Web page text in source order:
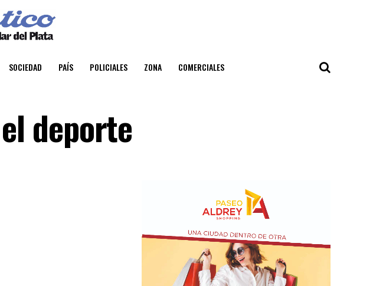
SOCIEDAD PAÍS POLICIALES ZONA COMERCIALES
deporte